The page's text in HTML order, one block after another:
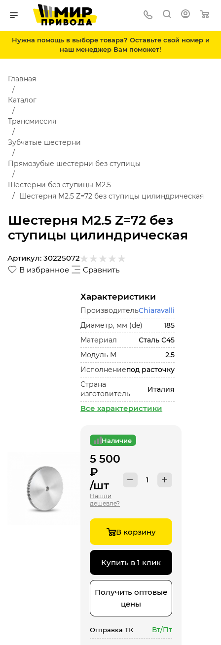
Нужна помощь в выборе товара? Оставьте свой номер и
наш менеджер Вам поможет!
Шестерня M2.5 Z=72 без
ступицы цилиндрическая
Главная
Каталог
Трансмиссия
Зубчатые шестерни
Прямозубые шестерни без ступицы
Шестерни без ступицы М2.5
Шестерня M2.5 Z=72 без ступицы цилиндрическая
В избранное Сравнить
Артикул: 30225072
Характеристики
ПроизводительChiaravalli
Диаметр, мм (de)
185
Материал
Сталь С45
Модуль М
2.5
Исполнениепод расточку
Страна
изготовитель
Италия
Все характеристики
Наличие
5 500
₽
/шт
Нашли
дешевле?
В корзину
Купить в 1 клик
Получить оптовые
цены
Отправка ТК Вт/Пт